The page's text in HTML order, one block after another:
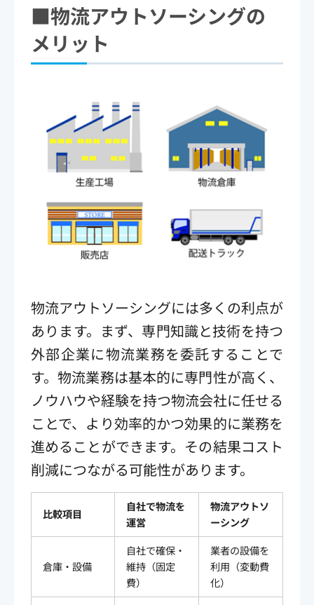
■物流アウトソーシングの
メリット
物流アウトソーシングには多くの利点が
あります。まず、専門知識と技術を持つ
外部企業に物流業務を委託することで
す。物流業務は基本的に専門性が高く、
ノウハウや経験を持つ物流会社に任せる
ことで、より効率的かつ効果的に業務を
進めることができます。その結果コスト
削減につながる可能性があります。
比較項目
自社で物流を
運営
物流アウトソ
ーシング
倉庫・設備
自社で確保・
維持（固定
費）
業者の設備を
利用（変動費
化）